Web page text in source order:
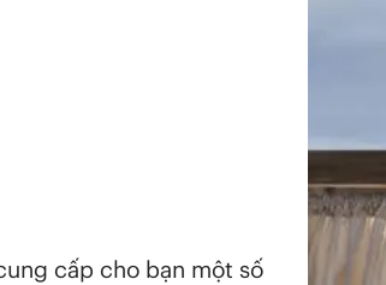
cấp cho bạn một số